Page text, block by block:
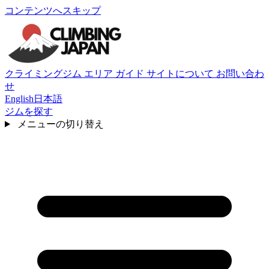
コンテンツへスキップ
クライミングジム エリア ガイド サイトについて お問い合わ
せ
English 日本語
ジムを探す
メニューの切り替え